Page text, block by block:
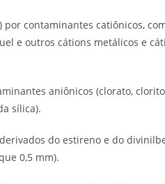
contaminantes catiônicos,
e outros cátions metálicos e
aniônicos (clorato,
sílica).
do estireno e do
0,5 mm).